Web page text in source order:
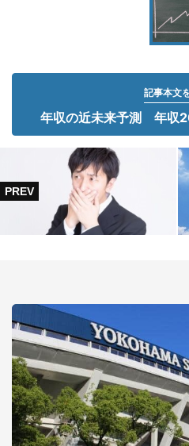
記事本文
年収の近未来予測 年収